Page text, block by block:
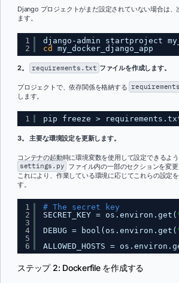
Django プロジェクトがまだ設定されていない場合は、
ます。
1
2
django-admin startproject
cd
my_docker_django_app
2。 requirements.txt ファイルを作成します。
プロジェクトで、依存関係を格納する
します。
1 pip freeze >
3。 主要な環境設定を更新します。
コンテナの起動時に環境変数を使用して設定できるよう
settings.py ファイル内の一部のセクションを変更
これにより、作業している環境に応じてこれらの設定
す。
1
2
3
4
5
6
# The secret key
SECRET_KEY = os.environ.get(
DEBUG = bool(os.environ.get(
ALLOWED_HOSTS =
ステップ 2: Dockerfile を作成する